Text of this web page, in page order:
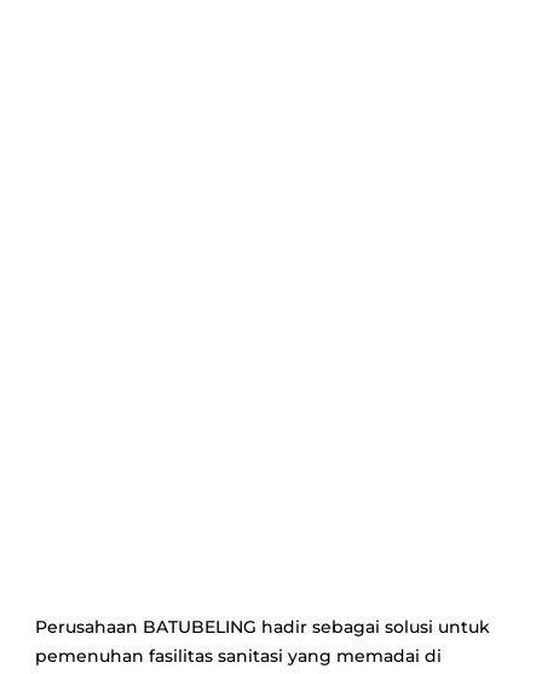
Perusahaan BATUBELING hadir sebagai solusi untuk
pemenuhan fasilitas sanitasi yang memadai di